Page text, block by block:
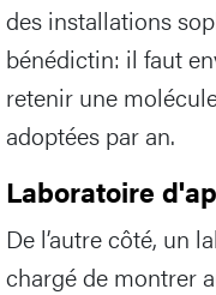
des installations
bénédictin: il faut
retenir une
adoptées par an.
Laboratoire
De l’autre côté, un
chargé de montrer